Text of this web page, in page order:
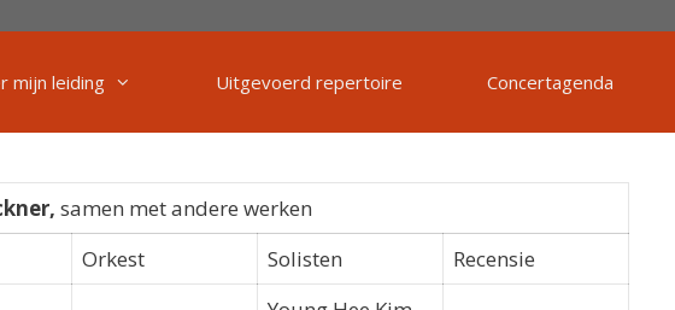
mijn leiding Uitgevoerd repertoire Concertagenda
samen met andere werken
Orkest Solisten Recensie